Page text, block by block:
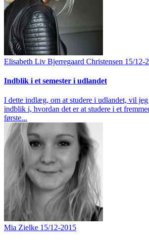
Elisabeth Liv Bjerregaard Christensen 15/12-
Indblik i et semester i udlandet
I dette indlæg, om at studere i udlandet, vil
indblik i, hvordan det er at studere i et
første...
Mia Zielke 15/12-2015